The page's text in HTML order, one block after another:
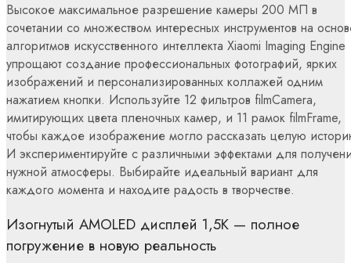
Высокое максимальное разрешение камеры 200 МП в
сочетании со множеством интересных инструментов на
алгоритмов искусственного интеллекта Xiaomi Imaging Engine
упрощают создание профессиональных фотографий, ярких
изображений и персонализированных коллажей одним
нажатием кнопки. Используйте 12 фильтров filmCamera,
имитирующих цвета пленочных камер, и 11 рамок filmFrame,
чтобы каждое изображение могло рассказать целую
И экспериментируйте с различными эффектами для
нужной атмосферы. Выбирайте идеальный вариант для
каждого момента и находите радость в творчестве.
Изогнутый AMOLED дисплей 1,5K — полное
погружение в новую реальность